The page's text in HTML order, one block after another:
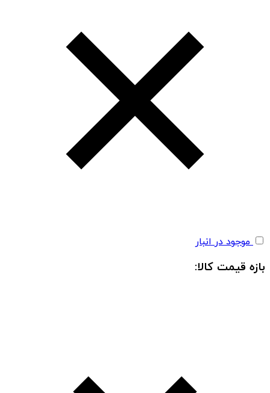
موجود در انبار
بازه قیمت کالا: